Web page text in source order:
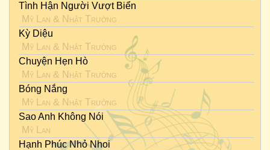
Tình Hận Người Vượt Biển
Mỹ Lan & Nhật Trường
Kỳ Diệu
Mỹ Lan & Nhật Trường
Chuyện Hẹn Hò
Mỹ Lan & Nhật Trường
Bóng Nắng
Mỹ Lan & Nhật Trường
Sao Anh Không Nói
Mỹ Lan
Hạnh Phúc Nhỏ Nhoi